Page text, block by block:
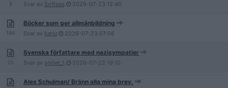
8 Svar av Softsea 2026-07-23 12:40
194
Böcker som ger allmänbildning
Svar av karju 2026-07-23 07:56
25
Svenska författare med nazisympatier
Svar av snillet_1 2026-07-22 19:10
Alex Schulman/ Bränn alla mina brev.